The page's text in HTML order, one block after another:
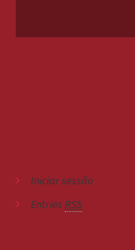
Iniciar sessão
Entries RSS